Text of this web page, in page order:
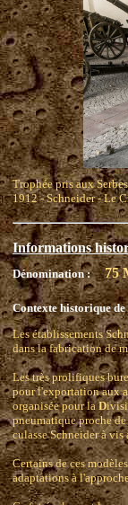
Trophée pris aux
1912 - Schneider - Le
Informations
Dénomination : 75
Contexte historique de
Les établissements
dans la fabrication de
Les très prolifiques
pour l'exportation aux
organisée pour laD
pneumatique proche
culasse Schneider à
Certains de ces
adaptations à